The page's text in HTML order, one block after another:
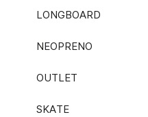
LONGBOARD
NEOPRENO
OUTLET
SKATE